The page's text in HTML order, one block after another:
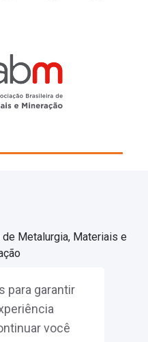
para garantir
você
Metalurgia, Materiais e
se